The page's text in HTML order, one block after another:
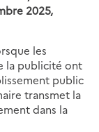
2025,
les
la publicité ont
public
transmet la
dans la